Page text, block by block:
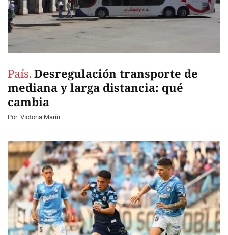
País. Desregulación transporte de
mediana y larga distancia: qué
cambia
Por Victoria Marín